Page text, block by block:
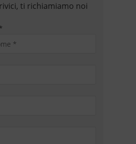
ti richiamiamo noi